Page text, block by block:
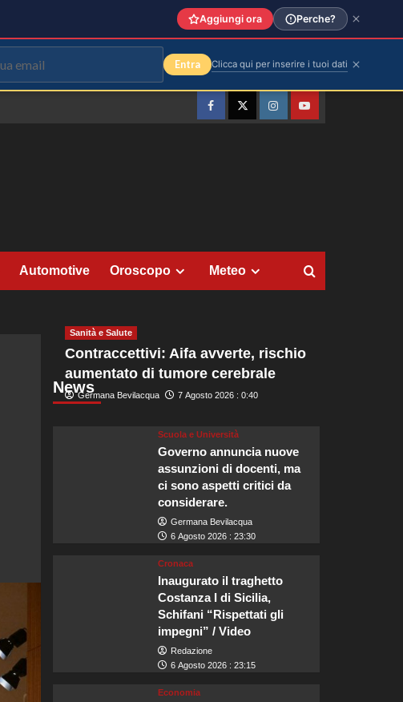
FacebookTwitterInstagramYouTube
Automotive Oroscopo Meteo
News
Sanità e Salute
Contraccettivi: Aifa avverte, rischio
aumentato di tumore cerebrale
Germana Bevilacqua 7 Agosto 2026 : 0:40
Scuola e Università
Governo annuncia nuove
assunzioni di docenti, ma
ci sono aspetti critici da
considerare.
Germana Bevilacqua
6 Agosto 2026 : 23:30
Cronaca
Inaugurato il traghetto
Costanza I di Sicilia,
Schifani “Rispettati gli
impegni” / Video
Redazione
6 Agosto 2026 : 23:15
Economia
Aggiungi ora Perche?
Entra Clicca qui per inserire i tuoi dati